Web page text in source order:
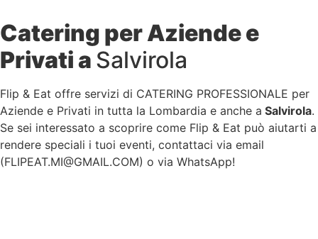
Catering per Aziende e
Privati a Salvirola
Flip & Eat offre servizi di CATERING PROFESSIONALE per
Aziende e Privati in tutta la Lombardia e anche a Salvirola.
Se sei interessato a scoprire come Flip & Eat può aiutarti a
rendere speciali i tuoi eventi, contattaci via email
(FLIPEAT.MI@GMAIL.COM) o via WhatsApp!